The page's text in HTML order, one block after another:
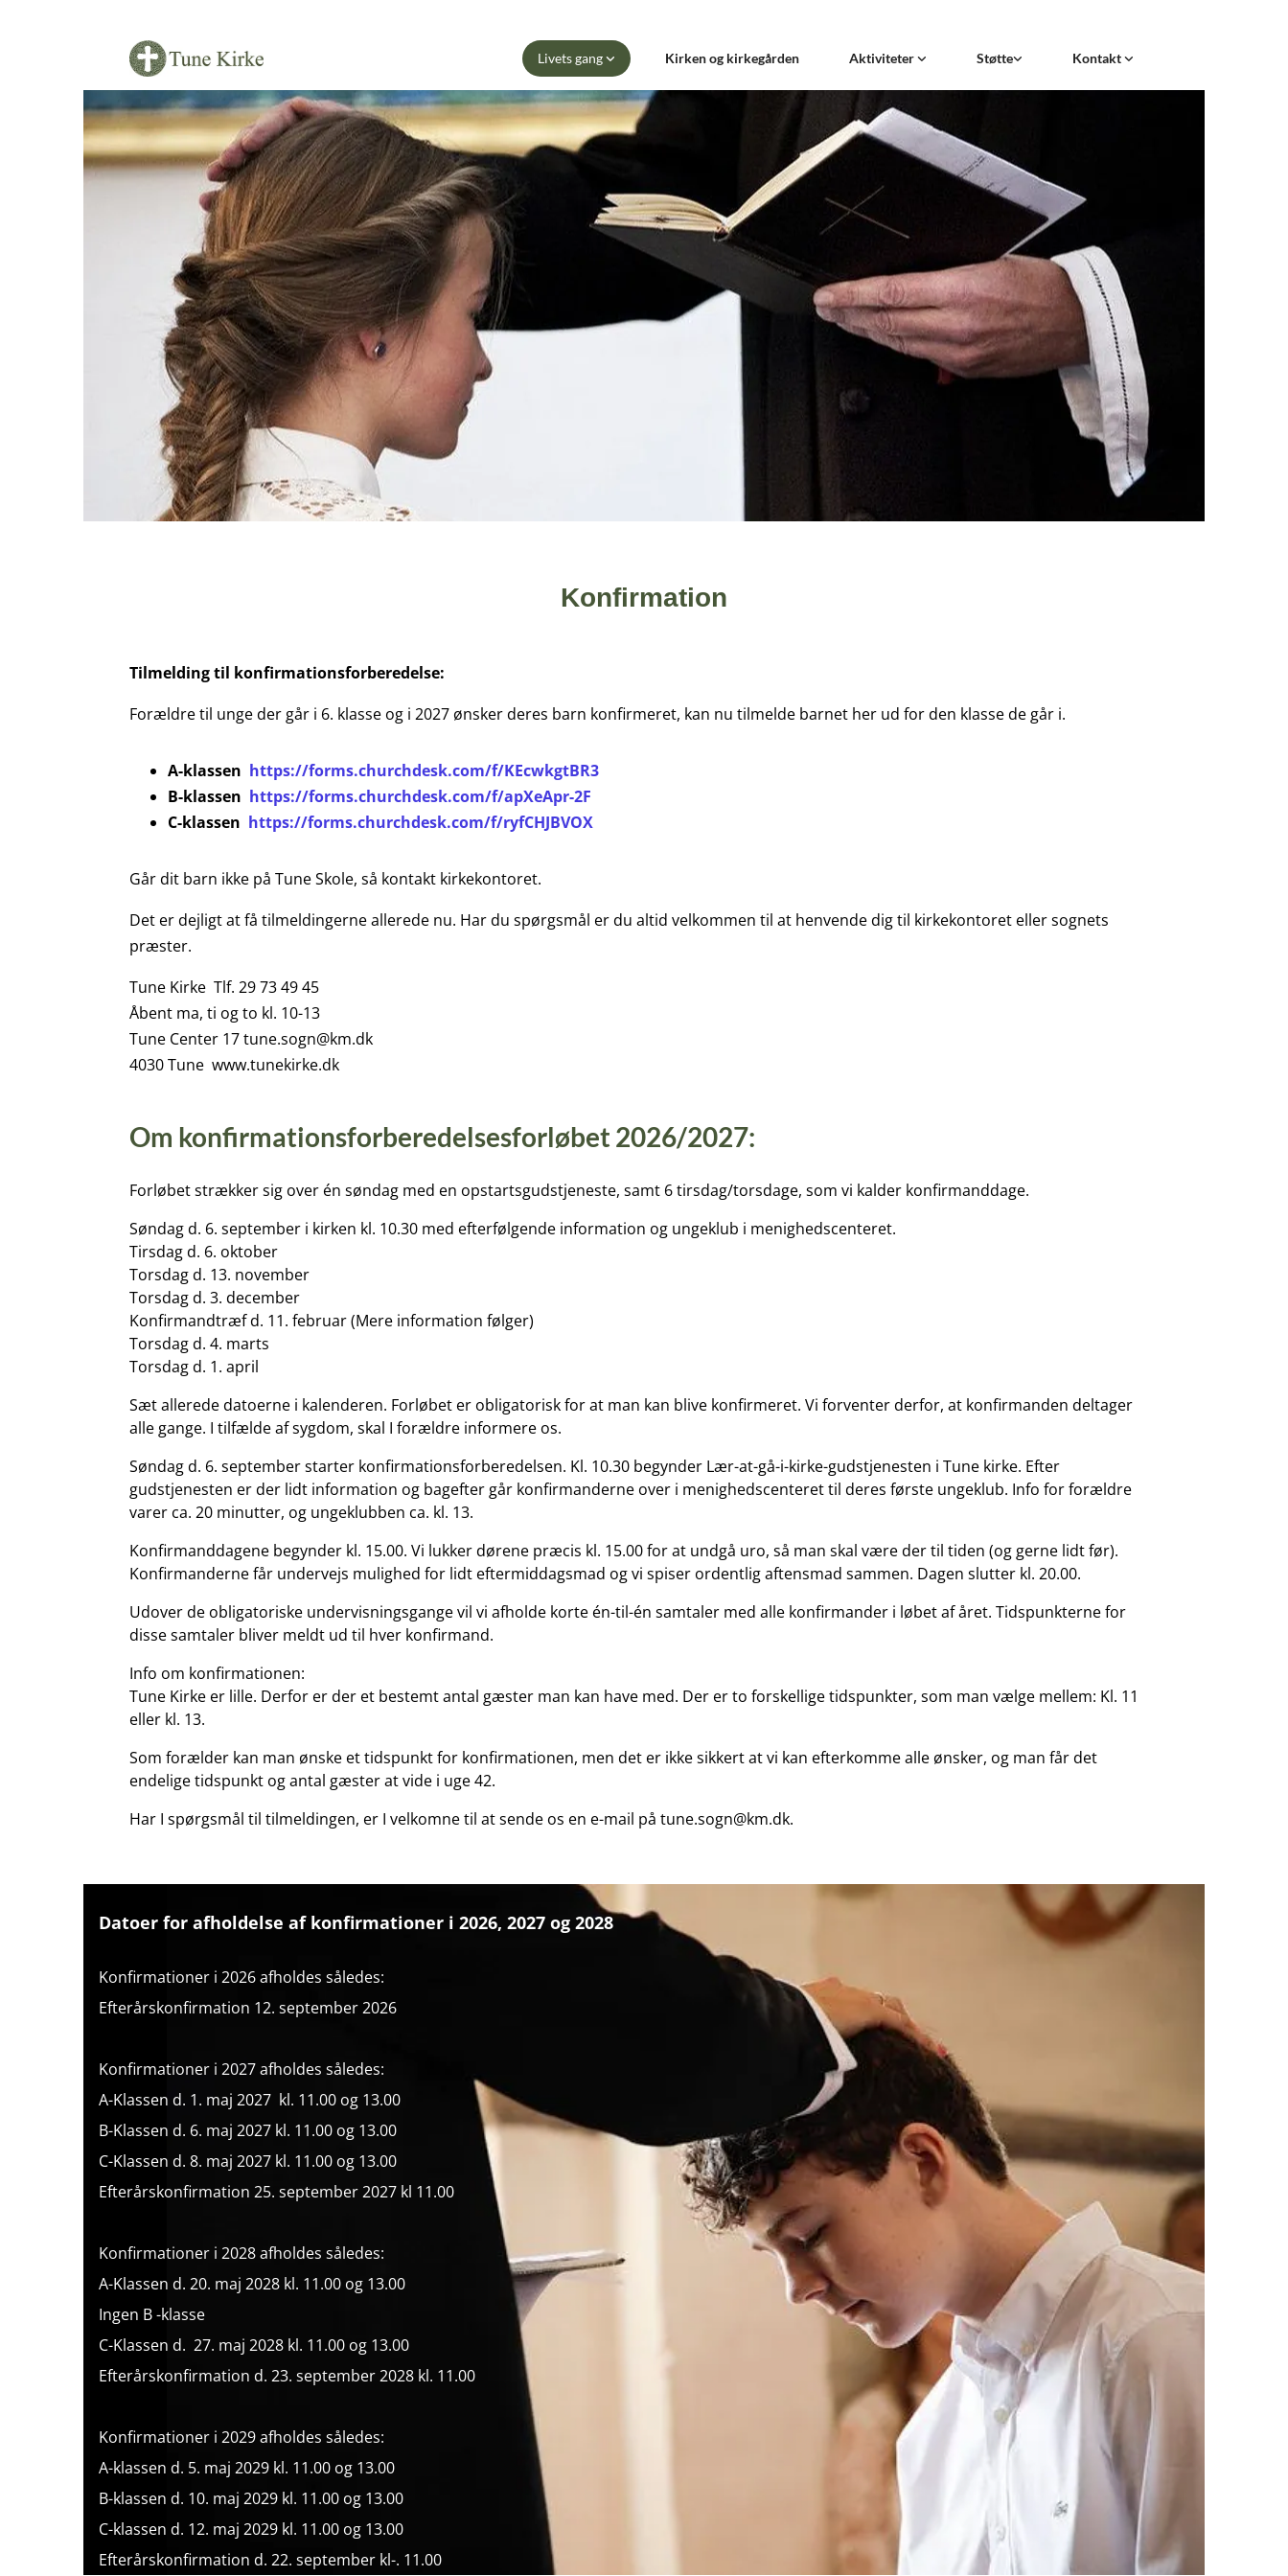
Livets gang Kirken og kirkegården Aktiviteter Støtte Kontakt
Konfirmation
Tilmelding til konfirmationsforberedelse:
Forældre til unge der går i 6. klasse og i 2027 ønsker deres barn konfirmeret, kan nu tilmelde barnet her ud for den klasse de går i.
A-klassen https://forms.churchdesk.com/f/KEcwkgtBR3
B-klassen https://forms.churchdesk.com/f/apXeApr-2F
C-klassen https://forms.churchdesk.com/f/ryfCHJBVOX
Går dit barn ikke på Tune Skole, så kontakt kirkekontoret.
Det er dejligt at få tilmeldingerne allerede nu. Har du spørgsmål er du altid velkommen til at henvende dig til kirkekontoret eller sognets
præster.
Tune Kirke Tlf. 29 73 49 45
Åbent ma, ti og to kl. 10-13
Tune Center 17 tune.sogn@km.dk
4030 Tune www.tunekirke.dk
Om konfirmationsforberedelsesforløbet 2026/2027:
Forløbet strækker sig over én søndag med en opstartsgudstjeneste, samt 6 tirsdag/torsdage, som vi kalder konfirmanddage.
Søndag d. 6. september i kirken kl. 10.30 med efterfølgende information og ungeklub i menighedscenteret.
Tirsdag d. 6. oktober
Torsdag d. 13. november
Torsdag d. 3. december
Konfirmandtræf d. 11. februar (Mere information følger)
Torsdag d. 4. marts
Torsdag d. 1. april
Sæt allerede datoerne i kalenderen. Forløbet er obligatorisk for at man kan blive konfirmeret. Vi forventer derfor, at konfirmanden deltager
alle gange. I tilfælde af sygdom, skal I forældre informere os.
Søndag d. 6. september starter konfirmationsforberedelsen. Kl. 10.30 begynder Lær-at-gå-i-kirke-gudstjenesten i Tune kirke. Efter
gudstjenesten er der lidt information og bagefter går konfirmanderne over i menighedscenteret til deres første ungeklub. Info for forældre
varer ca. 20 minutter, og ungeklubben ca. kl. 13.
Konfirmanddagene begynder kl. 15.00. Vi lukker dørene præcis kl. 15.00 for at undgå uro, så man skal være der til tiden (og gerne lidt før).
Konfirmanderne får undervejs mulighed for lidt eftermiddagsmad og vi spiser ordentlig aftensmad sammen. Dagen slutter kl. 20.00.
Udover de obligatoriske undervisningsgange vil vi afholde korte én-til-én samtaler med alle konfirmander i løbet af året. Tidspunkterne for
disse samtaler bliver meldt ud til hver konfirmand.
Info om konfirmationen:
Tune Kirke er lille. Derfor er der et bestemt antal gæster man kan have med. Der er to forskellige tidspunkter, som man vælge mellem: Kl. 11
eller kl. 13.
Som forælder kan man ønske et tidspunkt for konfirmationen, men det er ikke sikkert at vi kan efterkomme alle ønsker, og man får det
endelige tidspunkt og antal gæster at vide i uge 42.
Har I spørgsmål til tilmeldingen, er I velkomne til at sende os en e-mail på tune.sogn@km.dk.
Datoer for afholdelse af konfirmationer i 2026, 2027 og 2028
Konfirmationer i 2026 afholdes således:
Efterårskonfirmation 12. september 2026
Konfirmationer i 2027 afholdes således:
A-Klassen d. 1. maj 2027 kl. 11.00 og 13.00
B-Klassen d. 6. maj 2027 kl. 11.00 og 13.00
C-Klassen d. 8. maj 2027 kl. 11.00 og 13.00
Efterårskonfirmation 25. september 2027 kl 11.00
Konfirmationer i 2028 afholdes således:
A-Klassen d. 20. maj 2028 kl. 11.00 og 13.00
Ingen B -klasse
C-Klassen d. 27. maj 2028 kl. 11.00 og 13.00
Efterårskonfirmation d. 23. september 2028 kl. 11.00
Konfirmationer i 2029 afholdes således:
A-klassen d. 5. maj 2029 kl. 11.00 og 13.00
B-klassen d. 10. maj 2029 kl. 11.00 og 13.00
C-klassen d. 12. maj 2029 kl. 11.00 og 13.00
Efterårskonfirmation d. 22. september kl-. 11.00